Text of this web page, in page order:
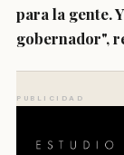
para la gente.
gobernador",
PUBLICIDAD